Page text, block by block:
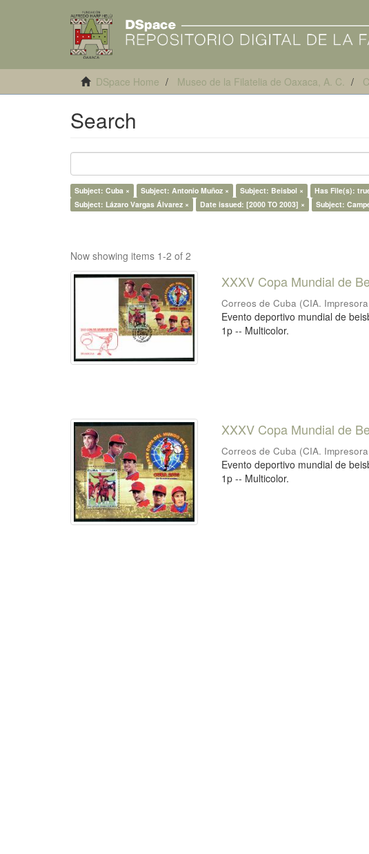
DSpace Home Museo de la Filatelia de Oaxaca, A. C.
Search
Subject: Cuba × Subject: Antonio Muñoz × Subject: Beisbol × Has File(s):
Subject: Lázaro Vargas Álvarez ×
Date issued: [2000 TO 2003] × Subject:
Now showing items 1-2 of 2
XXXV Copa Mundial de
Correos de Cuba (CIA.
Evento deportivo mundial de
1p -- Multicolor.
XXXV Copa Mundial de
Correos de Cuba (CIA.
Evento deportivo mundial de
1p -- Multicolor.